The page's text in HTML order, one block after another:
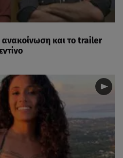
ανακοίνωση και το trailer